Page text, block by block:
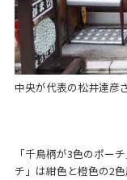
中央が代表の松井達彦さ
「千鳥柄が3色のポー
チ」は紺色と橙色の2色